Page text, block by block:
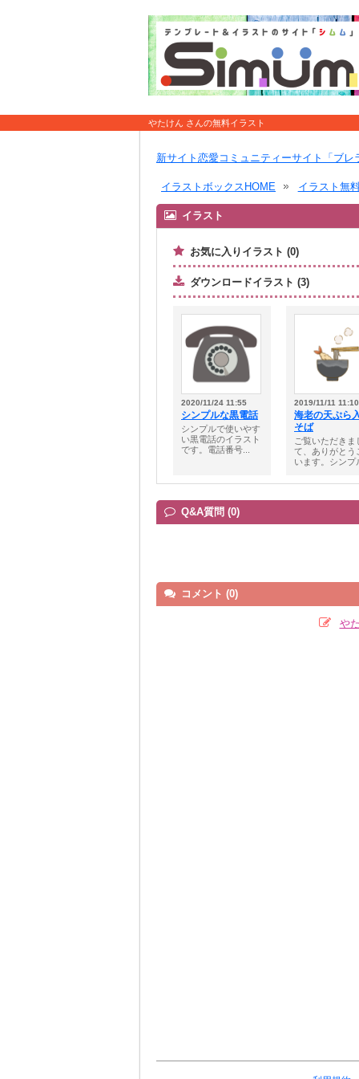
やたけん さんの無料イラスト
新サイト恋愛コミュニティーサイト「ブレ
イラストボックスHOME イラスト無
イラスト
お気に入りイラスト (0)
ダウンロードイラスト (3)
2020/11/24 11:55
シンプルな黒電話
シンプルで使いやす
い黒電話のイラスト
です。電話番号...
2019/11/11 11:10
海老の天ぷら
そば
ご覧いただきま
て、ありがとう
います。シンプ
Q&A質問 (0)
コメント (0)
や